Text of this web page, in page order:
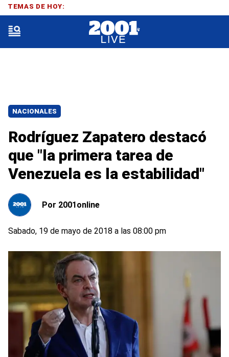
NACIONALES
Rodríguez Zapatero destacó
que "la primera tarea de
Venezuela es la estabilidad"
Por 2001online
Sabado, 19 de mayo de 2018 a las 08:00 pm
TEMAS DE HOY: